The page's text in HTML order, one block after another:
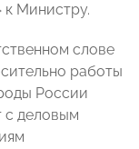
Министру.
слове
работы
России
с деловым